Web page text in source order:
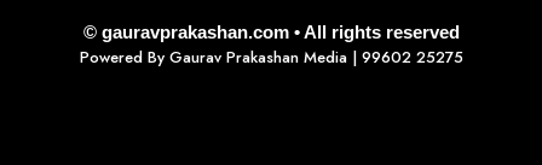
© gauravprakashan.com • All rights reserved
Powered By Gaurav Prakashan Media| 99602 25275